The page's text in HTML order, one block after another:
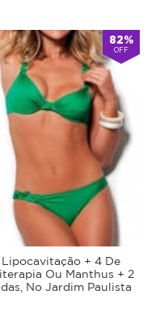
82%
OFF
Lipocavitação + 4 De
Ou Manthus + 2
No Jardim Paulista